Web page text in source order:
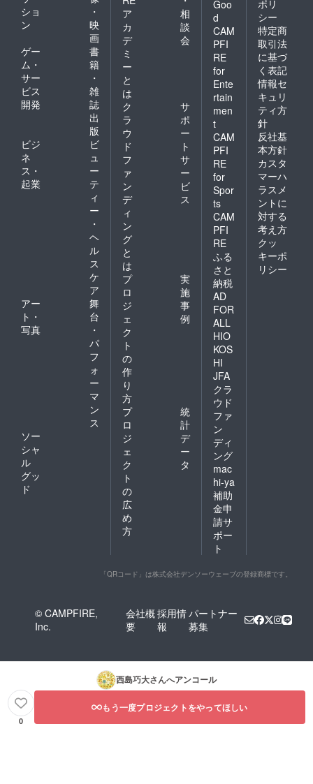
ショ
ン
・
映
画
ゲー
ム・
サー
ビス
開発
書
籍
・
雑
誌
出
版
ビジ
ネ
ス・
起業
ビ
ュ
ー
テ
ィ
ー
・
ヘ
ル
ス
ケ
ア
アー
ト・
写真
舞
台
・
パ
フ
ォ
ー
マ
ン
ス
ソー
シャ
ル
グッ
ド
ア
カ
デ
ミ
ー
と
は
相
談
会
ク
ラ
ウ
ド
フ
ァ
ン
デ
ィ
ン
グ
と
は
サ
ポ
ー
ト
サ
ー
ビ
ス
プ
ロ
ジ
ェ
ク
ト
の
作
り
方
実
施
事
例
プ
ロ
ジ
ェ
ク
ト
の
広
め
方
統
計
デ
ー
タ
Goo
d
CAM
PFI
RE
for
Ente
rtain
men
t
CAM
PFI
RE
for
Spor
ts
CAM
PFI
RE
ふる
さと
納税
AD
FOR
ALL
HIO
KOS
HI
JFA
クラ
ウド
ファ
ン
ディ
ング
mac
hi-ya
補助
金申
請サ
ポー
ト
ポリ
シー
特定商
取引法
に基づ
く表記
情報セ
キュリ
ティ方
針
反社基
本方針
カスタ
マーハ
ラスメ
ントに
対する
考え方
クッ
キーポ
リシー
「QRコード」は株式会社デンソーウェーブの登録商標です。
© CAMPFIRE,
Inc.
会社概
要
採用情
報
パートナー
募集
西島巧大さんへアンコール
0
もう一度プロジェクトをやってほしい